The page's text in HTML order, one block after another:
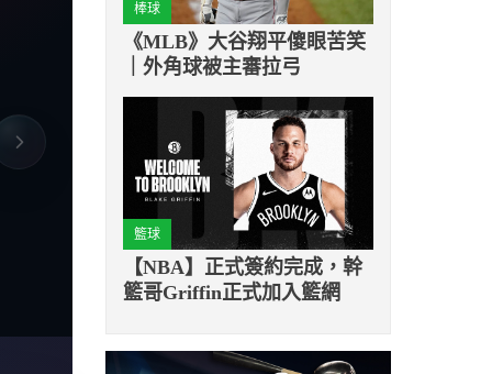
棒球
《MLB》大谷翔平傻眼苦笑
｜外角球被主審拉弓
籃球
【NBA】正式簽約完成，幹
籃哥Griffin正式加入籃網